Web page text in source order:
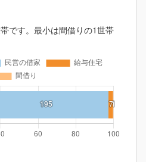
です。最小は間借りの1世帯